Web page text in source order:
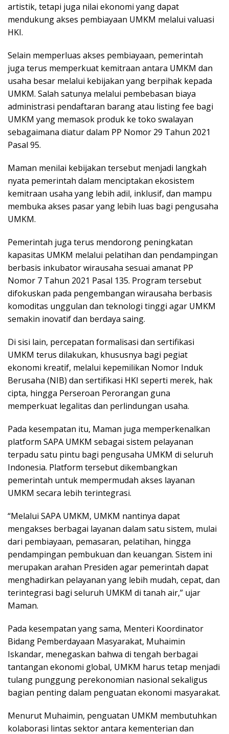
artistik, tetapi juga nilai ekonomi yang dapat
mendukung akses pembiayaan UMKM melalui valuasi
HKI.
Selain memperluas akses pembiayaan, pemerintah
juga terus memperkuat kemitraan antara UMKM dan
usaha besar melalui kebijakan yang berpihak kepada
UMKM. Salah satunya melalui pembebasan biaya
administrasi pendaftaran barang atau listing fee bagi
UMKM yang memasok produk ke toko swalayan
sebagaimana diatur dalam PP Nomor 29 Tahun 2021
Pasal 95.
Maman menilai kebijakan tersebut menjadi langkah
nyata pemerintah dalam menciptakan ekosistem
kemitraan usaha yang lebih adil, inklusif, dan mampu
membuka akses pasar yang lebih luas bagi pengusaha
UMKM.
Pemerintah juga terus mendorong peningkatan
kapasitas UMKM melalui pelatihan dan pendampingan
berbasis inkubator wirausaha sesuai amanat PP
Nomor 7 Tahun 2021 Pasal 135. Program tersebut
difokuskan pada pengembangan wirausaha berbasis
komoditas unggulan dan teknologi tinggi agar UMKM
semakin inovatif dan berdaya saing.
Di sisi lain, percepatan formalisasi dan sertifikasi
UMKM terus dilakukan, khususnya bagi pegiat
ekonomi kreatif, melalui kepemilikan Nomor Induk
Berusaha (NIB) dan sertifikasi HKI seperti merek, hak
cipta, hingga Perseroan Perorangan guna
memperkuat legalitas dan perlindungan usaha.
Pada kesempatan itu, Maman juga memperkenalkan
platform SAPA UMKM sebagai sistem pelayanan
terpadu satu pintu bagi pengusaha UMKM di seluruh
Indonesia. Platform tersebut dikembangkan
pemerintah untuk mempermudah akses layanan
UMKM secara lebih terintegrasi.
“Melalui SAPA UMKM, UMKM nantinya dapat
mengakses berbagai layanan dalam satu sistem, mulai
dari pembiayaan, pemasaran, pelatihan, hingga
pendampingan pembukuan dan keuangan. Sistem ini
merupakan arahan Presiden agar pemerintah dapat
menghadirkan pelayanan yang lebih mudah, cepat, dan
terintegrasi bagi seluruh UMKM di tanah air,” ujar
Maman.
Pada kesempatan yang sama, Menteri Koordinator
Bidang Pemberdayaan Masyarakat, Muhaimin
Iskandar, menegaskan bahwa di tengah berbagai
tantangan ekonomi global, UMKM harus tetap menjadi
tulang punggung perekonomian nasional sekaligus
bagian penting dalam penguatan ekonomi masyarakat.
Menurut Muhaimin, penguatan UMKM membutuhkan
kolaborasi lintas sektor antara kementerian dan